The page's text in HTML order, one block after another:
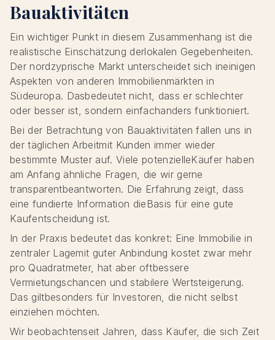
Bauaktivitäten
Ein wichtiger Punkt in diesem Zusammenhang ist die
realistische Einschätzung derlokalen Gegebenheiten.
Der nordzyprische Markt unterscheidet sich ineinigen
Aspekten von anderen Immobilienmärkten in
Südeuropa. Dasbedeutet nicht, dass er schlechter
oder besser ist, sondern einfachanders funktioniert.
Bei der Betrachtung von Bauaktivitäten fallen uns in
der täglichen Arbeitmit Kunden immer wieder
bestimmte Muster auf. Viele potenzielleKäufer haben
am Anfang ähnliche Fragen, die wir gerne
transparentbeantworten. Die Erfahrung zeigt, dass
eine fundierte Information dieBasis für eine gute
Kaufentscheidung ist.
In der Praxis bedeutet das konkret: Eine Immobilie in
zentraler Lagemit guter Anbindung kostet zwar mehr
pro Quadratmeter, hat aber oftbessere
Vermietungschancen und stabilere Wertsteigerung.
Das giltbesonders für Investoren, die nicht selbst
einziehen möchten.
Wir beobachtenseit Jahren, dass Käufer, die sich Zeit